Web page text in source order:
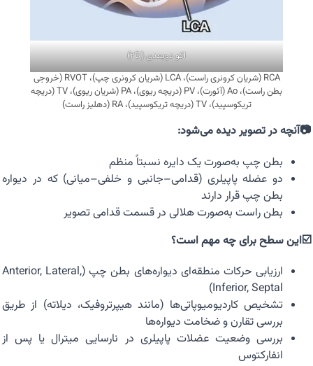
اکو دوبعدی (2D)
RCA (شریان کرونری راست)، LCA (شریان کرونری چپ)، RVOT (خروجی
بطن راست)، Ao (آئورت)، PV (دریچه ریوی)، PA (شریان ریوی)، TV (دریچه
تریکوسپید)، TV (دریچه تریکوسپید)، RA (دهلیز راست)
📷آنچه در تصویر دیده می‌شود:
بطن چپ به‌صورت یک دایره نسبتاً منظم
دو عضله پاپیلری (قدامی–جانبی و خلفی–میانی) که در دیواره
بطن چپ قرار دارند
بطن راست به‌صورت هلالی در قسمت قدامی تصویر
☑️این سطح برای چه مهم است؟
ارزیابی حرکات منطقه‌ای دیواره‌های بطن چپ (Anterior, Lateral,
Inferior, Septal)
تشخیص کاردیومیوپاتی‌ها (مانند هیپرتروفیک، دیلاته) از طریق
بررسی تقارن و ضخامت دیواره‌ها
بررسی وضعیت عضلات پاپیلری در نارسایی میترال یا پس از
انفارکتوس